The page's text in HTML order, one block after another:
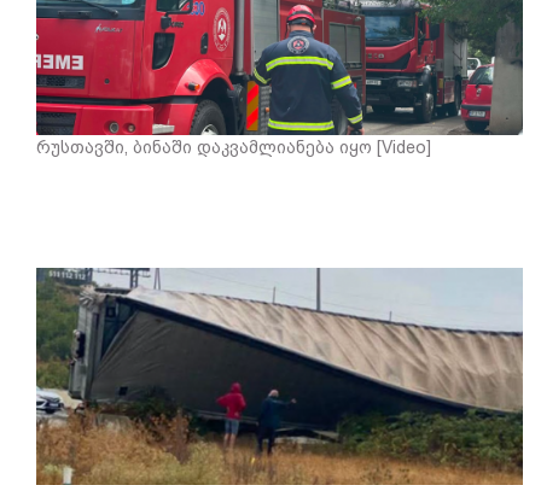
რუსთავში, ბინაში დაკვამლიანება იყო [Video]